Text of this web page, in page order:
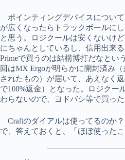
ポインティングデバイスについ
が広くなったらトラックボールに
と思う。ロジクールは安くないけ
にちゃんとしているし、信用出来
Primeで買うのは結構博打だなとい
回はMX Ergoが明らかに開封済み
されたもの）が届いて、あえなく
で100%返金）となった。ロジクー
わらないので、ヨドバシ等で買った
Craftのダイアルは使ってるのか
で、答えておくと、「ほぼ使ったこ